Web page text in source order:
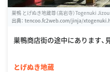
巣鴨 とげぬき地蔵尊（高岩寺）Togenuki
出典： tencoo.fc2web.com/jinja/
巣鴨商店街の途中にあります、
とげぬき地蔵